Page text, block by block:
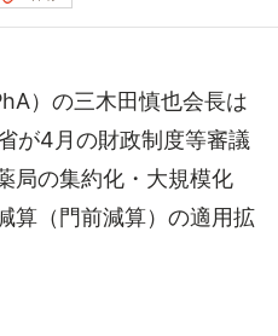
）の三木田慎也会長は
が4月の財政制度等審議
局の集約化・大規模化
算（門前減算）の適用拡